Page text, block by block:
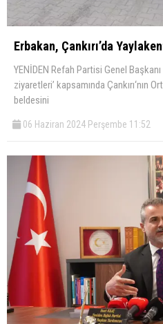
Erbakan, Çankırı’da
YENİDEN Refah Partisi Genel
ziyaretleri’ kapsamında Çankırı‘nın
beldesini
06 Haziran 2024 Perşembe 11:52